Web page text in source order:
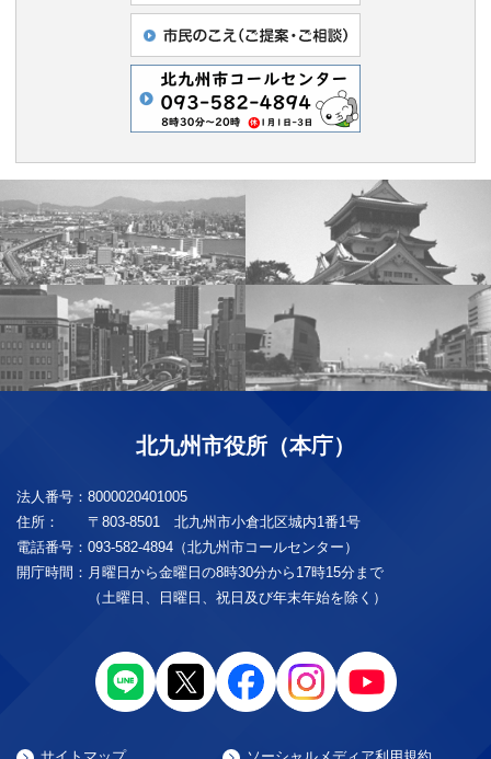
北九州市役所（本庁）
法人番号： 8000020401005
住所：
〒803-8501 北九州市小倉北区城内1番1号
電話番号： 093-582-4894（北九州市コールセンター）
開庁時間： 月曜日から金曜日の8時30分から17時15分まで
（土曜日、日曜日、祝日及び年末年始を除く）